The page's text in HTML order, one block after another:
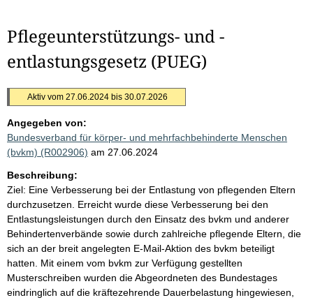
Pflegeunterstützungs- und -
entlastungsgesetz (PUEG)
Aktiv vom 27.06.2024 bis 30.07.2026
Angegeben von:
Bundesverband für körper- und mehrfachbehinderte Menschen
(bvkm) (R002906) am 27.06.2024
Beschreibung:
Ziel: Eine Verbesserung bei der Entlastung von pflegenden Eltern
durchzusetzen. Erreicht wurde diese Verbesserung bei den
Entlastungsleistungen durch den Einsatz des bvkm und anderer
Behindertenverbände sowie durch zahlreiche pflegende Eltern, die
sich an der breit angelegten E-Mail-Aktion des bvkm beteiligt
hatten. Mit einem vom bvkm zur Verfügung gestellten
Musterschreiben wurden die Abgeordneten des Bundestages
eindringlich auf die kräftezehrende Dauerbelastung hingewiesen,